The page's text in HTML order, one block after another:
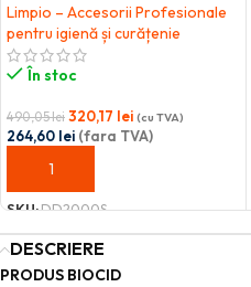
Limpio – Accesorii Profesionale
pentru igienă și curățenie
În stoc
490,05lei 320,17 lei (cu TVA)
264,60 lei (fara TVA)
ADAUGĂ ÎN COȘ
SKU:DD2000S
DESCRIERE
PRODUS BIOCID